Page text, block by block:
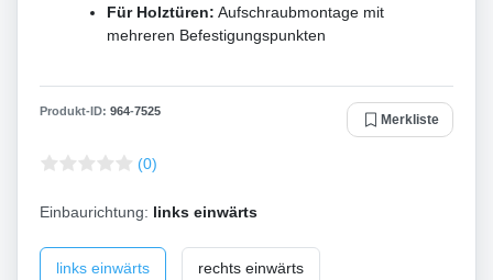
Für Holztüren: Aufschraubmontage mit
mehreren Befestigungspunkten
Produkt-ID: 964-7525
Merkliste
(0)
Einbaurichtung: links einwärts
links einwärts rechts einwärts